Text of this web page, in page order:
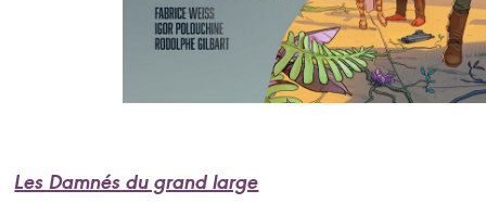
Les Damnés du grand large